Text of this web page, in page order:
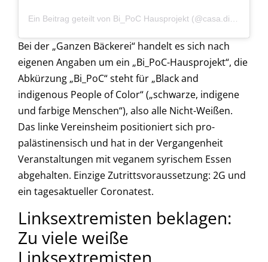
Bei der „Ganzen Bäckerei“ handelt es sich nach
eigenen Angaben um ein „Bi_PoC-Hausprojekt“, die
Abkürzung „Bi_PoC“ steht für „Black and
indigenous People of Color“ („schwarze, indigene
und farbige Menschen“), also alle Nicht-Weißen.
Das linke Vereinsheim positioniert sich pro-
palästinensisch und hat in der Vergangenheit
Veranstaltungen mit veganem syrischem Essen
abgehalten. Einzige Zutrittsvoraussetzung: 2G und
ein tagesaktueller Coronatest.
Linksextremisten beklagen:
Zu viele weiße
Linksextremisten